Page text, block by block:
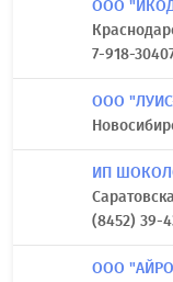
ООО
7-918-
ООО
ИП
(8452) 39-
ООО